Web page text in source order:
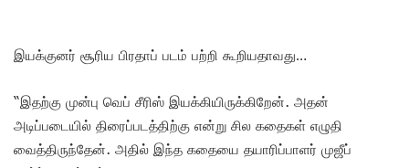
இயக்குனர் சூரிய பிரதாப் படம் பற்றி கூறியதாவது…
“இதற்கு முன்பு வெப் சீரிஸ் இயக்கியிருக்கிறேன். அதன்
அடிப்படையில் திரைப்படத்திற்கு என்று சில கதைகள் எழுதி
வைத்திருந்தேன். அதில் இந்த கதையை தயாரிப்பாளர் முஜீப்